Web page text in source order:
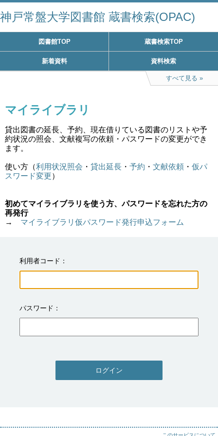
神戸常盤大学図書館 蔵書検索(OPAC)
図書館TOP 蔵書検索TOP
新着資料 資料検索
すべて見る
マイライブラリ
貸出図書の延長、予約、現在借りている図書のリストや予
約状況の照会、文献複写の依頼・パスワードの変更ができ
ます。
使い方（利用状況照会 ・ 貸出延長 ・ 予約 ・ 文献依頼 ・ 仮パ
スワード変更）
初めてマイライブラリを使う方、パスワードを忘れた方の
再発行
→ マイライブラリ仮パスワード発行申込フォーム
利用者コード
パスワード
ログイン